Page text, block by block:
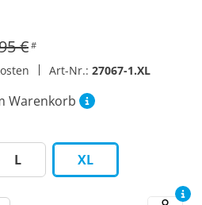
€#
Art-Nr.: 27067-1.XL
Warenkorb
L XL